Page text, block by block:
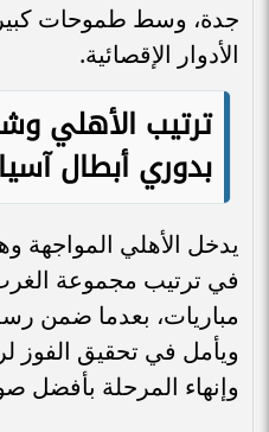
جدة، وسط طموحات
الأدوار الإقصائية.
ترتيب الأهلي
بدوري أبطال آسيا
يدخل الأهلي المواجهة
وإنهاء المرحلة بأفضل